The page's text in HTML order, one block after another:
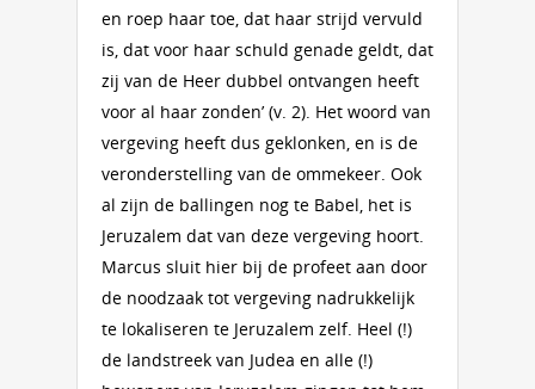
en roep haar toe, dat haar strijd vervuld
is, dat voor haar schuld genade geldt, dat
zij van de Heer dubbel ontvangen heeft
voor al haar zonden’ (v. 2). Het woord van
vergeving heeft dus geklonken, en is de
veronderstelling van de ommekeer. Ook
al zijn de ballingen nog te Babel, het is
Jeruzalem dat van deze vergeving hoort.
Marcus sluit hier bij de profeet aan door
de noodzaak tot vergeving nadrukkelijk
te lokaliseren te Jeruzalem zelf. Heel (!)
de landstreek van Judea en alle (!)